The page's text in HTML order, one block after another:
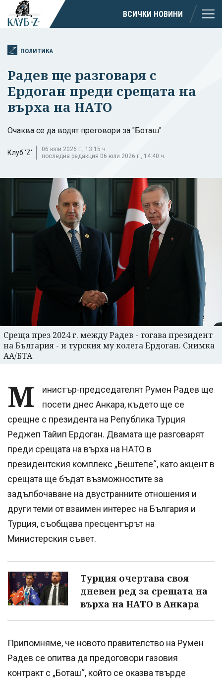
ВСИЧКИ НОВИНИ
ПОЛИТИКА
Радев ще разговаря с
Ердоган преди срещата на
върха на НАТО
Очаква се да водят преговори за "Боташ"
Клуб 'Z'
06 юли 2026 г., 13:15 ч.
последна редакция 06 юли 2026 г., 14:40 ч.
Среща през 2024 г. между Радев - тогава президент
на България - и турския му колега Ердоган. Снимка
АА/БТА
М
инистър-председателят Румен Радев ще
посети днес Анкара, където ще се
срещне с президента на Република Турция
Реджеп Тайип Ердоган. Двамата ще разговарят
преди срещата на върха на НАТО в
президентския комплекс „Бештепе“, като акцент в
срещата ще бъдат възможностите за
задълбочаване на двустранните отношения и
други теми от взаимен интерес на България и
Турция, съобщава пресцентърът на
Министерския съвет.
Турция очертава своя
дневен ред за срещата на
върха на НАТО в Анкара
Припомняме, че новото правителство на Румен
Радев се опитва да предоговори газовия
контракт с „Боташ“, който се оказва твърде